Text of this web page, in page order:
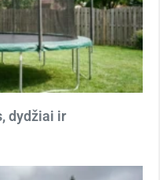
dydžiai ir